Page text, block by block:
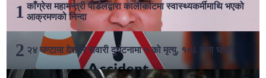
काँग्रेस महामन्त्री पौडेलद्वारा कालीकोटमा स्वास्थ्यकर्मीमाथि भएको
आक्रमणको निन्दा
२४ घण्टामा देशभर सवारी दुर्घटनामा ५ को मृत्यु, १०८ जना घाइते